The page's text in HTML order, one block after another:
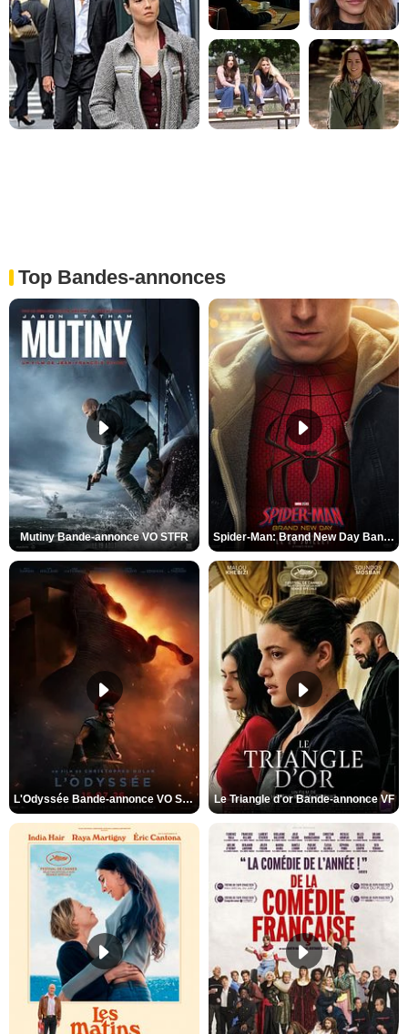
Top Bandes-annonces
Mutiny Bande-annonce VO STFR Spider-Man: Brand New Day Bande-annonce VO STFR
L'Odyssée Bande-annonce VO STFR Le Triangle d'or Bande-annonce VF